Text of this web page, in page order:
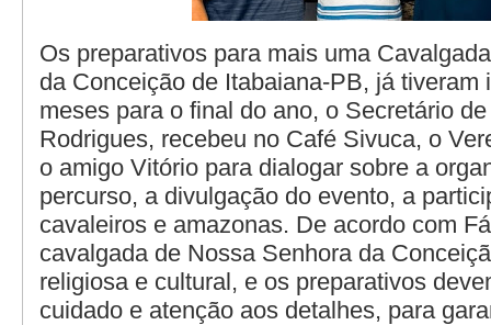
Os preparativos para mais uma
da Conceição de Itabaiana-PB, já tiveram
meses para o final do ano, o Secretário
Rodrigues, recebeu no Café Sivuca, o
o amigo Vitório para dialogar sobre a
percurso, a divulgação do evento, a
cavaleiros e amazonas. De acordo com
cavalgada de Nossa Senhora da
religiosa e cultural, e os preparativos
cuidado e atenção aos detalhes, para